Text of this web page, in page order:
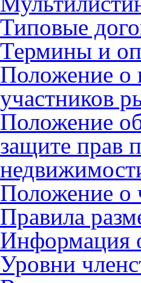
Типовые
Термины и
Положение о
участников
Положение
защите прав
Положение о
Правила
Информация
Уровни